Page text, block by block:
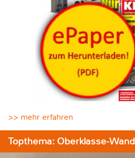
>> mehr erfahren
Topthema: Oberklasse-